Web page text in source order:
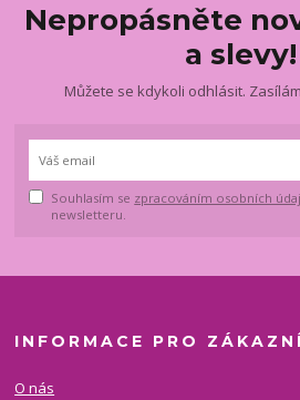
Nepropásněte
a slevy!
Můžete se kdykoli odhlásit.
Souhlasím se zpracováním osobních
newsletteru.
INFORMACE PRO
O nás